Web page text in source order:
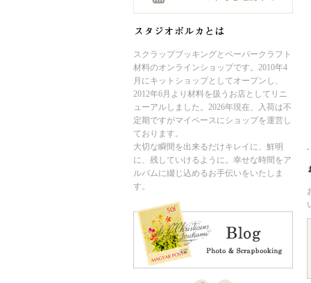
スクラップブッキングとペーパークラフト
材料のオンラインショップです。2010年4
月にキットショップとしてオープンし、
2012年6月より材料を扱うお店としてリニ
ューアルしました。2026年現在、入荷は不
定期ですがマイペースにショップを運営し
ております。
大切な瞬間を出来るだけキレイに、鮮明
に、残していけるように。幸せな時間をア
ルバムに綴じ込めるお手伝いをいたしま
す。